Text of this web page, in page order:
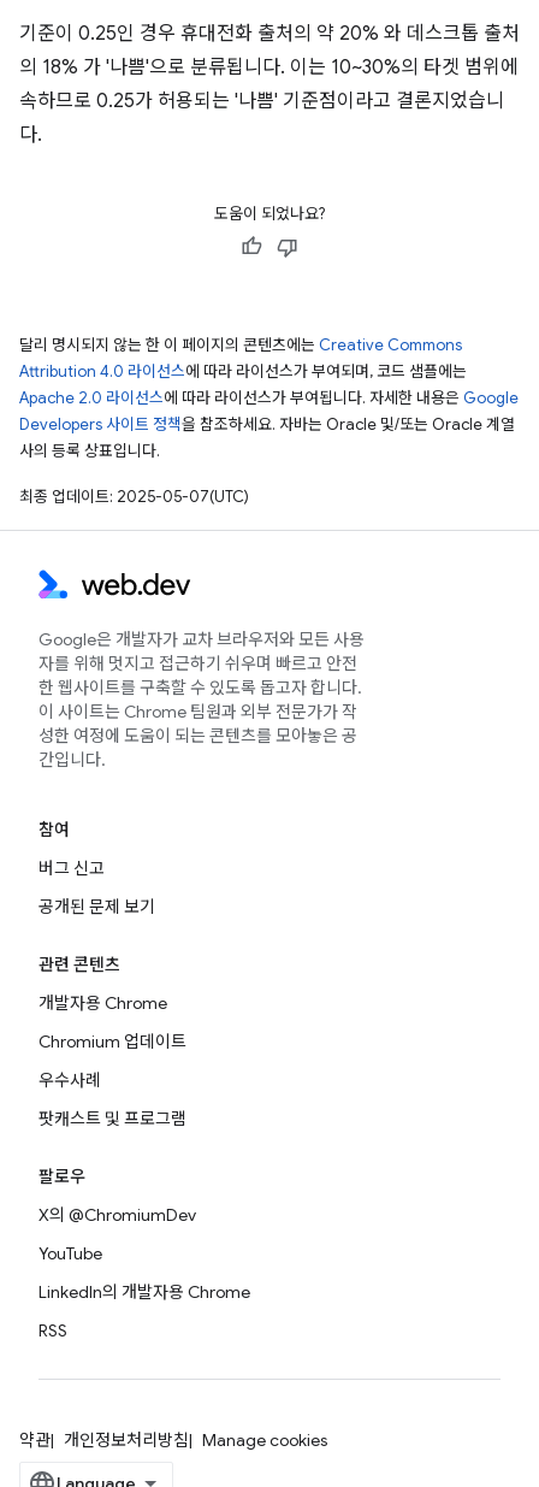
기준이 0.25인 경우 휴대전화 출처의 약 20% 와 데스크톱 출처
의 18% 가 '나쁨'으로 분류됩니다. 이는 10~30%의 타겟 범위에
속하므로 0.25가 허용되는 '나쁨' 기준점이라고 결론지었습니
다.
도움이 되었나요?
달리 명시되지 않는 한 이 페이지의 콘텐츠에는 Creative Commons
Attribution 4.0 라이선스에 따라 라이선스가 부여되며, 코드 샘플에는
Apache 2.0 라이선스에 따라 라이선스가 부여됩니다. 자세한 내용은 Google
Developers 사이트 정책을 참조하세요. 자바는 Oracle 및/또는 Oracle 계열
사의 등록 상표입니다.
최종 업데이트: 2025-05-07(UTC)
Google은 개발자가 교차 브라우저와 모든 사용
자를 위해 멋지고 접근하기 쉬우며 빠르고 안전
한 웹사이트를 구축할 수 있도록 돕고자 합니다.
이 사이트는 Chrome 팀원과 외부 전문가가 작
성한 여정에 도움이 되는 콘텐츠를 모아놓은 공
간입니다.
참여
버그 신고
공개된 문제 보기
관련 콘텐츠
개발자용 Chrome
Chromium 업데이트
우수사례
팟캐스트 및 프로그램
팔로우
X의 @ChromiumDev
YouTube
LinkedIn의 개발자용 Chrome
RSS
약관 개인정보처리방침 Manage cookies